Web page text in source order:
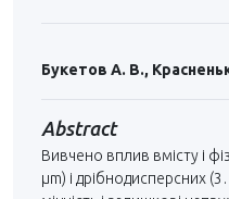
Букетов А. В.,
Abstract
Вивчено вплив вмісту і
μm) і дрібнодисперсних